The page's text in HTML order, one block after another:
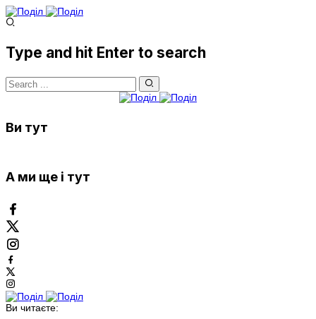
Type and hit Enter to search
Ви тут
А ми ще і тут
Ви читаєте: